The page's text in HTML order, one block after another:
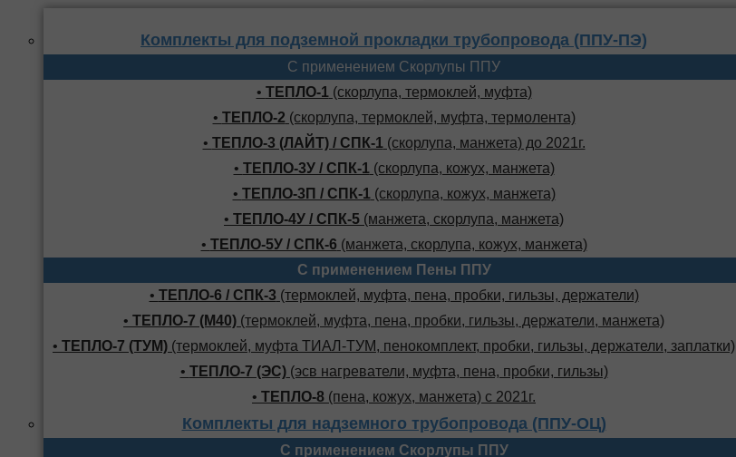
Комплекты для подземной прокладки трубопровода (ППУ-ПЭ)
С применением Скорлупы ППУ
• ТЕПЛО-1 (скорлупа, термоклей, муфта)
• ТЕПЛО-2 (скорлупа, термоклей, муфта, термолента)
• ТЕПЛО-3 (ЛАЙТ) / СПК-1 (скорлупа, манжета) до 2021г.
• ТЕПЛО-3У / СПК-1 (скорлупа, кожух, манжета)
• ТЕПЛО-3П / СПК-1 (скорлупа, кожух, манжета)
• ТЕПЛО-4У / СПК-5 (манжета, скорлупа, манжета)
• ТЕПЛО-5У / СПК-6 (манжета, скорлупа, кожух, манжета)
С применением Пены ППУ
• ТЕПЛО-6 / СПК-3 (термоклей, муфта, пена, пробки, гильзы, держатели)
• ТЕПЛО-7 (М40) (термоклей, муфта, пена, пробки, гильзы, держатели, манжета)
• ТЕПЛО-7 (ТУМ) (термоклей, муфта ТИАЛ-ТУМ, пенокомплект, пробки, гильзы, держатели, заплатки)
• ТЕПЛО-7 (ЭС)(эсв нагреватели, муфта, пена, пробки, гильзы)
• ТЕПЛО-8 (пена, кожух, манжета) с 2021г.
Комплекты для надземного трубопровода (ППУ-ОЦ)
С применением Скорлупы ППУ